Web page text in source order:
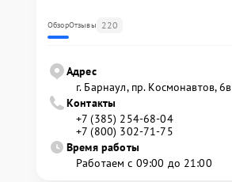
ОбзорОтзывы 220
Адрес
г. Барнаул, ​пр. Космонавтов, 6в
Контакты
+7 (385) 254-68-04
+7 (800) 302-71-75
Время работы
Работаем с 09:00 до 21:00